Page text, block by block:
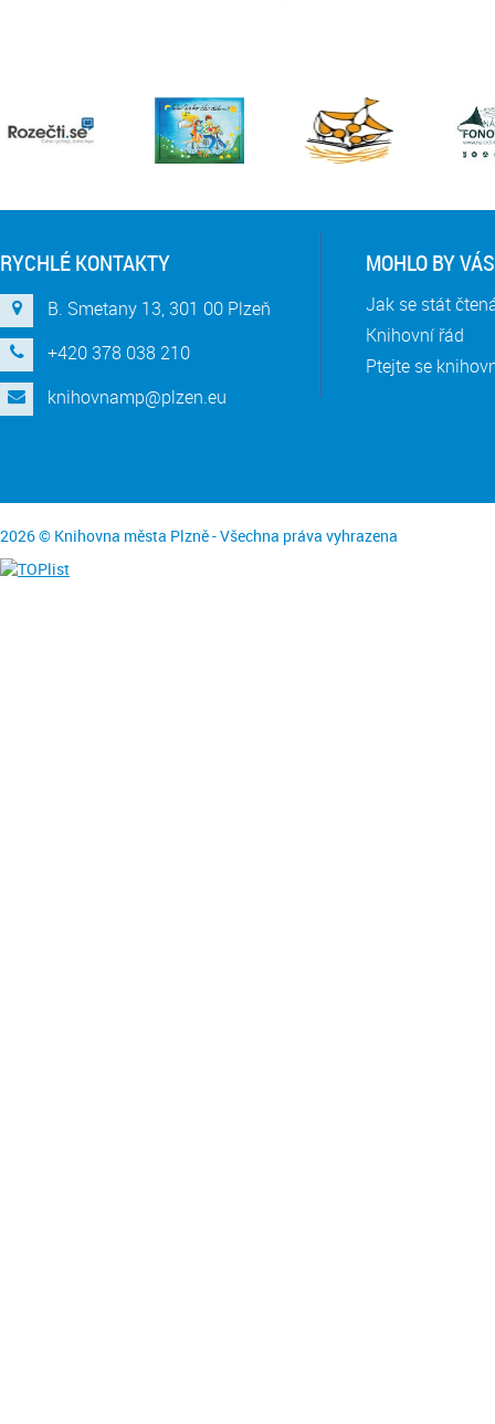
RYCHLÉ KONTAKTY
B. Smetany 13, 301 00 Plzeň
+420 378 038 210
knihovnamp@plzen.eu
MOHLO BY
Jak se stát
Knihovní řád
Ptejte se
2026 © Knihovna města Plzně - Všechna práva vyhrazena